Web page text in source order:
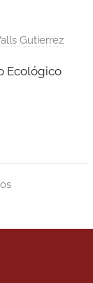
Gutierrez
Ecológico